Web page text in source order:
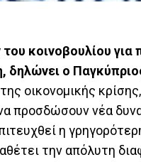
κοινοβουλίου για
δηλώνει ο
οικονομικής
προσδώσουν νέα
η
την απόλυτη